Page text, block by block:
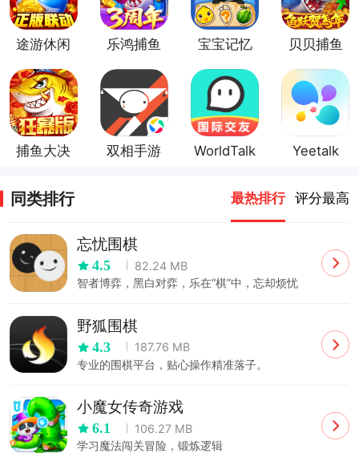
途游休闲
正版
乐鸿捕鱼
宝宝记忆
正版
贝贝捕鱼
捕鱼大决
版
双相手游
WorldTalk
Yeetalk
同类排行 最热排行 评分最高
忘忧围棋
4.5
82.24 MB
智者博弈，黑白对弈，乐在“棋”中，忘却烦忧
野狐围棋
4.3
187.76 MB
专业的围棋平台，贴心操作精准落子。
小魔女传奇游戏
6.1
106.27 MB
学习魔法闯关冒险，锻炼逻辑